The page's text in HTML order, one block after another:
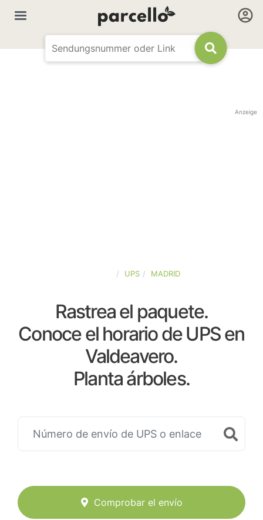
Anzeige
UPS MADRID
Rastrea el paquete.
Conoce el horario de UPS en
Valdeavero.
Planta árboles.
Comprobar el envío